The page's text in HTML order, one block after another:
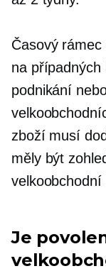
Časový
na případných
podnikání
zboží musí
měly být
velkoobchodní
Je